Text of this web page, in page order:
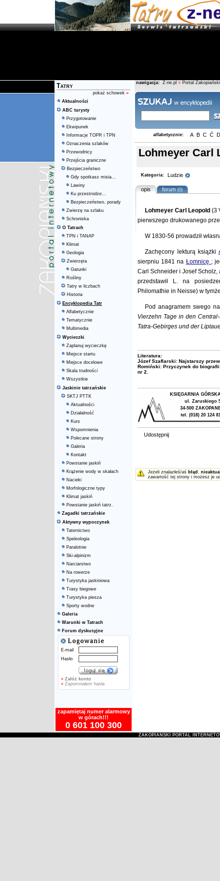
Tatry
pokaż schowek »
Aktualności
ABC turysty
Przygotowanie
Ekwipunek
Informacje TOPR i TPN
Oznaczenia szlaków
Przewodnicy
Przejścia graniczne
Bezpieczeństwo
Gdy spotkasz misia...
Lawiny
Ku przestrodze...
Bezpieczeństwo, porady
Zwierzę na szlaku
Schroniska
O Tatrach
TPN i TANAP
Klimat
Geologia
Zwierzęta
Gatunki
Rośliny
Tatry w liczbach
Historia
Encyklopedia Tatr
Alfabetycznie
Tematycznie
Multimedia
Wycieczki
Zaplanuj wycieczkę
Miejsce startu
Miejsce docelowe
Skala trudności
Wszystkie
Jaskinie tatrzańskie
SKTJ PTTK
Aktualności
Działalność
Kurs
Wspomnienia
Polecane strony
Galeria
Kontakt
Powstanie jaskiń
Krążenie wody w skałach
Nacieki
Morfologiczne typy
Klimat jaskiń
Powstanie jaskiń tatrz.
Zagadki tatrzańskie
Aktywny wypoczynek
Taternictwo
Speleologia
Paralotnie
Ski-alpinizm
Narciarstwo
Na rowerze
Turystyka jaskiniowa
Trasy biegowe
Turystyka piesza
Sporty wodne
Galeria
Warunki w Tatrach
Forum dyskusyjne
E-mail
Hasło
» Załóż konto
»Zapomniałem hasła
zapamiętaj numer alarmowy
w górach!!!
0 601 100 300
nawigacja: Z-ne.pl » Portal Zakopiański
alfabetycznie: A B C Ć D
Lohmeyer Carl
Kategoria: Ludzie
opis forum(0)
Lohmeyer Carl Leopold (3
pierwszego drukowanego
W 1830-56 prowadził
Zachęcony lekturą książki
sierpniu 1841 na Łomnicę ;
Carl Schneider i Josef Scholz,
przedstawił L. na
Philomathie in Neisse) w
Pod anagramem swego
Vierzehn Tage in den
Tatra-Gebirges und der
Literatura:
Józef Szaflarski: Najstarszy
Romiński: Przyczynek do
nr 2.
KSIĘGARNIA
ul. Zaruskiego
34-500
tel. (018) 20 124
Udostępnij
Jeżeli znalazłeś/aś błąd ,
zawartość tej strony i możesz je
ZAKOPIAŃSKI PORTAL